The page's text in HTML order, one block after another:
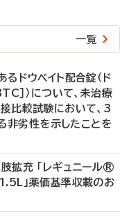
一覧
ドウベイト配合錠（ド
］）について、未治療
比較試験において、3
劣性を示したことを
拡充 「レギュニール®
」薬価基準収載のお